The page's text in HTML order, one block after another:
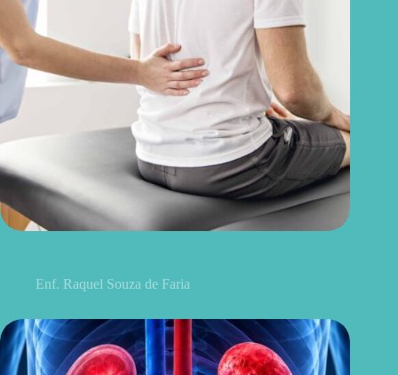
Enf. Raquel Souza de Faria